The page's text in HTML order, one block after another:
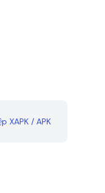
XAPK / APK